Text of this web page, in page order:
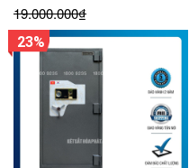
19.000.000₫
23%